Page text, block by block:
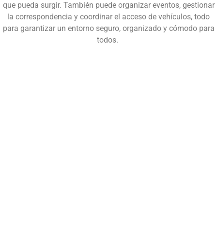
que pueda surgir. También puede organizar eventos, gestionar
la correspondencia y coordinar el acceso de vehículos, todo
para garantizar un entorno seguro, organizado y cómodo para
todos.